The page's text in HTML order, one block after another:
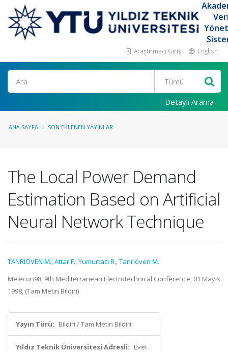
Araştırmacı Girişi English
Ara
Detaylı Arama
ANA SAYFA SON EKLENEN YAYINLAR
The Local Power Demand
Estimation Based on Artificial
Neural Network Technique
TANRIÖVEN M.,Attar F.,Yumurtacı R.,Tanrıöven M.
Melecon98, 9th Mediterranean Electrotechnical Conference, 01 Mayıs
1998, (Tam Metin Bildiri)
Yayın Türü: Bildiri / Tam Metin Bildiri
Yıldız Teknik Üniversitesi Adresli: Evet